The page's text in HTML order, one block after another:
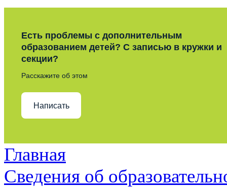
Есть проблемы с дополнительным
образованием детей? С записью в кружки и
секции?
Расскажите об этом
Написать
Главная
Сведения об